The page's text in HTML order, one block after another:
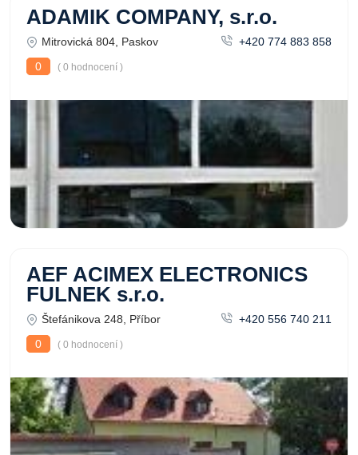
ADAMIK COMPANY, s.r.o.
Mitrovická 804, Paskov
+420 774 883 858
0
( 0 hodnocení )
AEF ACIMEX ELECTRONICS
FULNEK s.r.o.
Štefánikova 248, Příbor
+420 556 740 211
0
( 0 hodnocení )